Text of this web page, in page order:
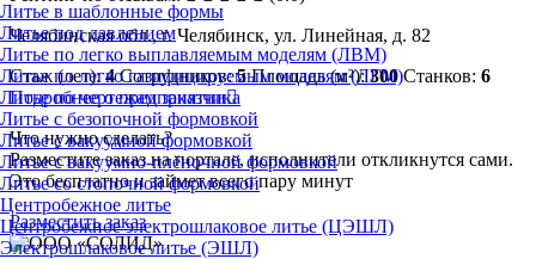
Литье в шаблонные формы
Литье под давлением
Литье по легко выплавляемым моделям (ЛВМ)
Литье по легко газифицируемым моделям (ЛГМ)
Литье по чертежам заказчика
Литье с безопочной формовкой
Литье с вакуумной формовкой
Литье с вакуумно-плёночной формовкой
Литье со стопочной формовкой
Центробежное литье
Центробежное электрошлаковое литье (ЦЭШЛ)
Электрошлаковое литье (ЭШЛ)
Челябинская обл., г. Челябинск, ул. Линейная, д. 82
Стаж (лет):4 Сотрудников:5 Площадь (м²):300 Станков: 6
Подробнее о предприятии
Что нужно сделать?
Разместите заказ на портале, исполнители откликнутся сами.
Это бесплатно и займет всего пару минут
Разместить заказ